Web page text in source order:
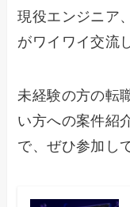
現役エンジニア
がワイワイ交流
未経験の方の転
い方への案件紹
で、ぜひ参加し